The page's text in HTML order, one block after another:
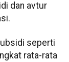
dan avtur
seperti
rata-rata